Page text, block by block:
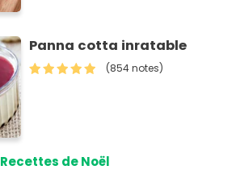
Panna cotta inratable
(854 notes)
Recettes de Noël